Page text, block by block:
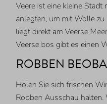
Veere ist eine kleine
anlegten, um mit Wolle
liegt direkt am Veerse
Veerse bos gibt es einen
ROBBEN
Holen Sie sich frischen
Robben Ausschau